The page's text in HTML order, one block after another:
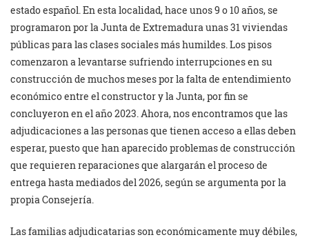
estado español. En esta localidad, hace unos 9 o 10 años, se
programaron por la Junta de Extremadura unas 31 viviendas
públicas para las clases sociales más humildes. Los pisos
comenzaron a levantarse sufriendo interrupciones en su
construcción de muchos meses por la falta de entendimiento
económico entre el constructor y la Junta, por fin se
concluyeron en el año 2023. Ahora, nos encontramos que las
adjudicaciones a las personas que tienen acceso a ellas deben
esperar, puesto que han aparecido problemas de construcción
que requieren reparaciones que alargarán el proceso de
entrega hasta mediados del 2026, según se argumenta por la
propia Consejería.
Las familias adjudicatarias son económicamente muy débiles,